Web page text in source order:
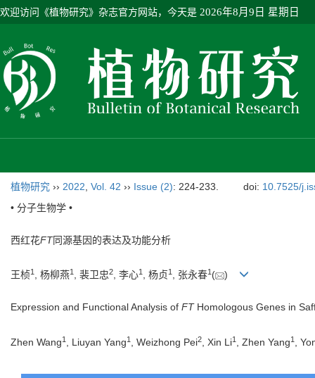
欢迎访问《植物研究》杂志官方网站，今天是 2026年8月9日 星期日
植物研究 ›› 2022 Vol. 42 ›› Issue (2): 224-233. doi: 10.7525/
• 分子生物学 •
西红花FT同源基因的表达及功能分析
王桢1 , 杨柳燕1 , 裴卫忠2, 李心1 , 杨贞1 , 张永春1 ( )
Expression and Functional Analysis of FTHomologous Genes in
Zhen Wang1 , Liuyan Yang1 , Weizhong Pei2 , Xin Li1 , Zhen Yang1 ,